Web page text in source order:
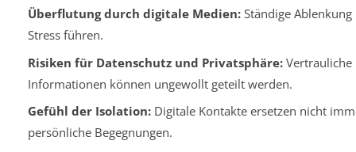
Überflutung durch digitale Medien:Ständige Ablenkung
Stress führen.
Risiken für Datenschutz und Privatsphäre:Vertrauliche
Informationen können ungewollt geteilt werden.
Gefühl der Isolation:Digitale Kontakte ersetzen nicht
persönliche Begegnungen.